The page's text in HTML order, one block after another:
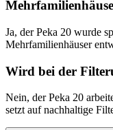
Ja, der Peka 20 wurde
Mehrfamilienhäuser
Wird bei der
Nein, der Peka 20
setzt auf nachhaltige